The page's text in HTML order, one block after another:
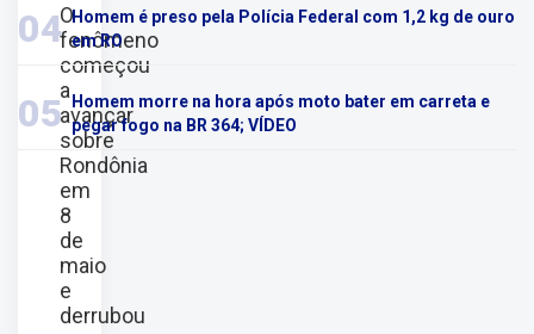
O
fenômeno
começou
a
avançar
sobre
Rondônia
em
8
de
maio
e
derrubou
04 Homem é preso pela Polícia Federal com 1,2 kg de ouro
em RO
05
Homem morre na hora após moto bater em carreta e
pegar fogo na BR 364; VÍDEO